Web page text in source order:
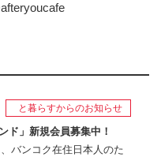
と暮らすからのお知らせ
ド」新規会員募集中！
バンコク在住日本人のた